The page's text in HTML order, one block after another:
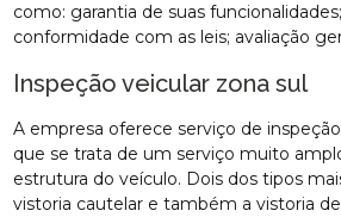
como: garantia de suas
conformidade com as leis; avaliação
Inspeção veicular zona sul
A empresa oferece serviço de
que se trata de um serviço muito
estrutura do veículo. Dois dos tipos
vistoria cautelar e também a vistoria